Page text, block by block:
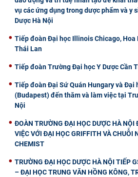
vụ các ứng dụng trong dược phẩm và y
Dược Hà Nội
Tiếp đoàn Đại học Illinois Chicago, Hoa
Thái Lan
Tiếp đoàn Trường Đại học Y Dược Cần
Tiếp đoàn Đại Sứ Quán Hungary và Đại
(Budapest) đến thăm và làm việc tại
Nội
ĐOÀN TRƯỜNG ĐẠI HỌC DƯỢC HÀ NỘI
VIỆC VỚI ĐẠI HỌC GRIFFITH VÀ CHUỖI
CHEMIST
TRƯỜNG ĐẠI HỌC DƯỢC HÀ NỘI TIẾP
– ĐẠI HỌC TRUNG VĂN HỒNG KÔNG,